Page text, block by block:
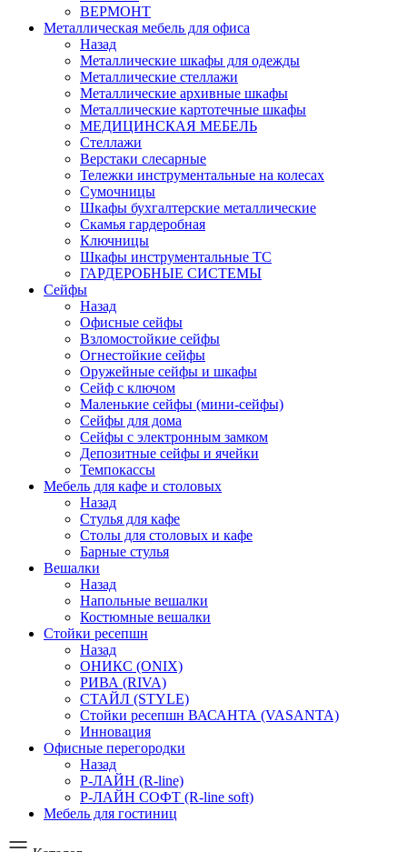
ВЕРМОНТ
Металлическая мебель для офиса
Назад
Металлические шкафы для одежды
Металлические стеллажи
Металлические архивные шкафы
Металлические картотечные шкафы
МЕДИЦИНСКАЯ МЕБЕЛЬ
Стеллажи
Верстаки слесарные
Тележки инструментальные на колесах
Сумочницы
Шкафы бухгалтерские металлические
Скамья гардеробная
Ключницы
Шкафы инструментальные ТС
ГАРДЕРОБНЫЕ СИСТЕМЫ
Сейфы
Назад
Офисные сейфы
Взломостойкие сейфы
Огнестойкие сейфы
Оружейные сейфы и шкафы
Сейф с ключом
Маленькие сейфы (мини-сейфы)
Сейфы для дома
Сейфы с электронным замком
Депозитные сейфы и ячейки
Темпокассы
Мебель для кафе и столовых
Назад
Стулья для кафе
Столы для столовых и кафе
Барные стулья
Вешалки
Назад
Напольные вешалки
Костюмные вешалки
Стойки ресепшн
Назад
ОНИКС (ONIX)
РИВА (RIVA)
СТАЙЛ (STYLE)
Стойки ресепшн ВАСАНТА (VASANTA)
Инновация
Офисные перегородки
Назад
Р-ЛАЙН (R-line)
Р-ЛАЙН СОФТ (R-line soft)
Мебель для гостиниц